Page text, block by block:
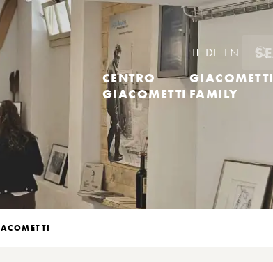
IT DE EN
CENTRO
GIACOMETTI
GIACOMETTI
FAMILY